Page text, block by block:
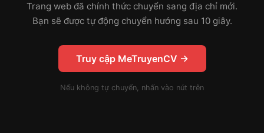
Trang web đã chính thức chuyển sang địa chỉ mới.
Bạn sẽ được tự động chuyển hướng sau 10 giây.
Truy cập MeTruyenCV →
Nếu không tự chuyển, nhấn vào nút trên